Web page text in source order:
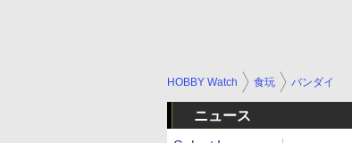
HOBBY Watch 食玩 バンダイ
ニュース